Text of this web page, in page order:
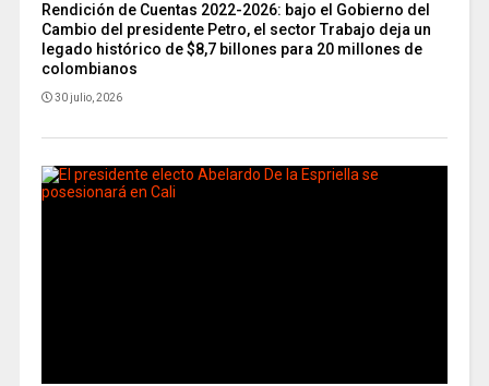
Rendición de Cuentas 2022-2026: bajo el Gobierno del
Cambio del presidente Petro, el sector Trabajo deja un
legado histórico de $8,7 billones para 20 millones de
colombianos
30 julio, 2026